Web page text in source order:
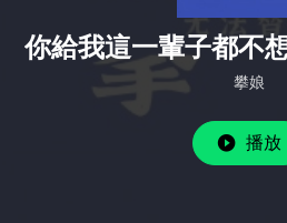
攀娘
播放